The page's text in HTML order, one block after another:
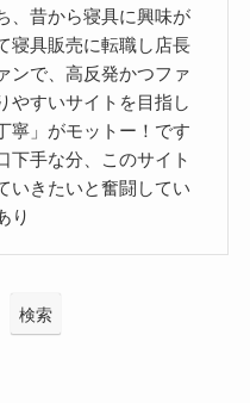
、昔から寝具に興味が
寝具販売に転職し店長
ンで、高反発かつファ
やすいサイトを目指し
寧」がモットー！です
下手な分、このサイト
いきたいと奮闘してい
り
検索